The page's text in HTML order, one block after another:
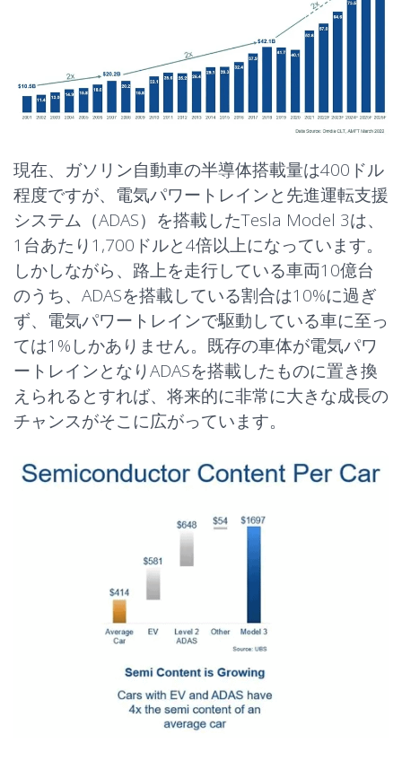
現在、ガソリン自動車の半導体搭載量は400ドル
程度ですが、電気パワートレインと先進運転支援
システム（ADAS）を搭載したTesla Model 3は、
1台あたり1,700ドルと4倍以上になっています。
しかしながら、路上を走行している車両10億台
のうち、ADASを搭載している割合は10%に過ぎ
ず、電気パワートレインで駆動している車に至っ
ては1%しかありません。既存の車体が電気パワ
ートレインとなりADASを搭載したものに置き換
えられるとすれば、将来的に非常に大きな成長の
チャンスがそこに広がっています。